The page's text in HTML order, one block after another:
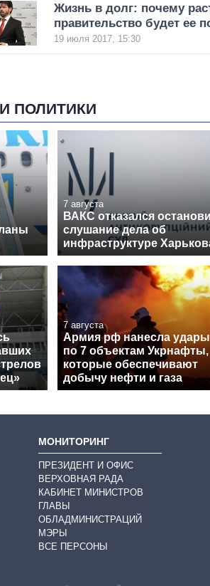
Жизнь в долг: почему
правительство будет ее
19 июля 2017, 15:30
ПОЛИТИКИ
7 августа
ВАКС отказался
слушание дела об
инфраструктуре
7 августа
Армия рф нанесла удары
по 7 объектам Укрнафты,
которые обеспечивают
добычу нефти и газа
МОНИТОРИНГ
ПРЕЗИДЕНТ И ОФИС
ВЕРХОВНАЯ РАДА
КАБИНЕТ МИНИСТРОВ
ГЛАВЫ
ОБЛАДМИНИСТРАЦИЙ
МЭРЫ
ВСЕ ПЕРСОНЫ